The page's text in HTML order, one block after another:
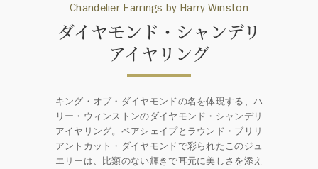
Chandelier Earrings by Harry Winston
ダイヤモンド・シャンデリ
アイヤリング
キング・オブ・ダイヤモンドの名を体現する、ハ
リー・ウィンストンのダイヤモンド・シャンデリ
アイヤリング。ペアシェイプとラウンド・ブリリ
アントカット・ダイヤモンドで彩られたこのジュ
エリーは、比類のない輝きで耳元に美しさを添え